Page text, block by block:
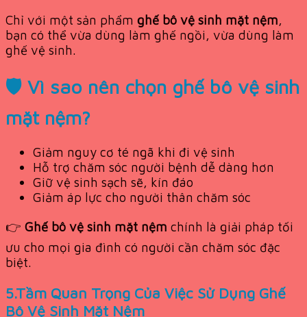
Chỉ với một sản phẩm ghế bô vệ sinh mặt nệm,
bạn có thể vừa dùng làm ghế ngồi, vừa dùng làm
ghế vệ sinh.
🛡️ Vì sao nên chọn ghế bô vệ sinh
mặt nệm?
Giảm nguy cơ té ngã khi đi vệ sinh
Hỗ trợ chăm sóc người bệnh dễ dàng hơn
Giữ vệ sinh sạch sẽ, kín đáo
Giảm áp lực cho người thân chăm sóc
👉 Ghế bô vệ sinh mặt nệm chính là giải pháp tối
ưu cho mọi gia đình có người cần chăm sóc đặc
biệt.
5.Tầm Quan Trọng Của Việc Sử Dụng Ghế
Bô Vệ Sinh Mặt Nệm